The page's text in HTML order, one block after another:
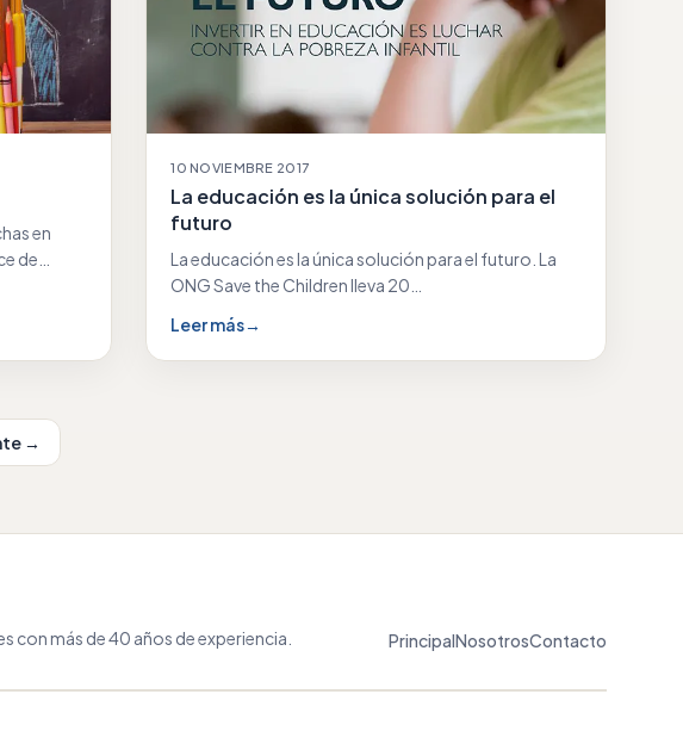
en
de…
10 NOVIEMBRE 2017
La educación es la única solución para el
futuro
La educación es la única solución para el futuro. La
ONG Save the Children lleva 20…
Leer más→
→
más de 40 años de experiencia.
PrincipalNosotrosContacto